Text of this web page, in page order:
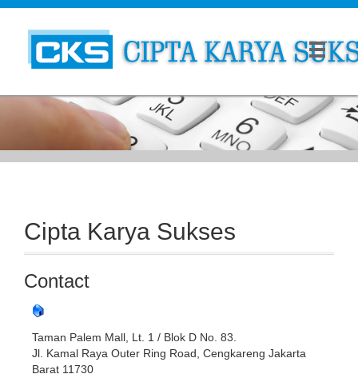
Cipta Karya Sukses
Contact
Taman Palem Mall, Lt. 1 / Blok D No. 83.
Jl. Kamal Raya Outer Ring Road, Cengkareng Jakarta
Barat 11730